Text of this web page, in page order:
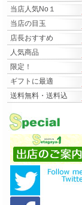
当店人気No１
当店の目玉
店長おすすめ
人気商品
限定！
ギフトに最適
送料無料・送料込